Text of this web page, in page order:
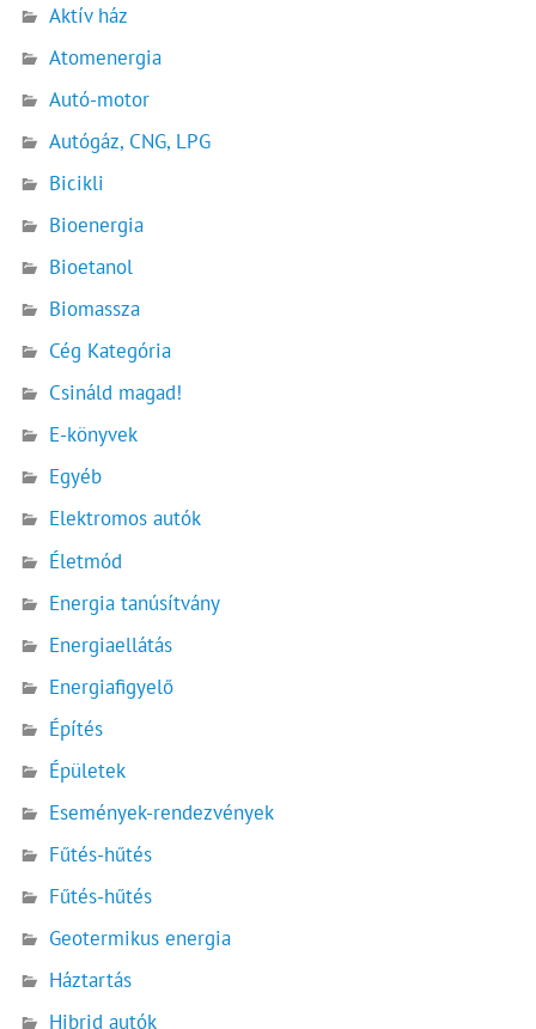
Aktív ház
Atomenergia
Autó-motor
Autógáz, CNG, LPG
Bicikli
Bioenergia
Bioetanol
Biomassza
Cég Kategória
Csináld magad!
E-könyvek
Egyéb
Elektromos autók
Életmód
Energia tanúsítvány
Energiaellátás
Energiafigyelő
Építés
Épületek
Események-rendezvények
Fűtés-hűtés
Fűtés-hűtés
Geotermikus energia
Háztartás
Hibrid autók